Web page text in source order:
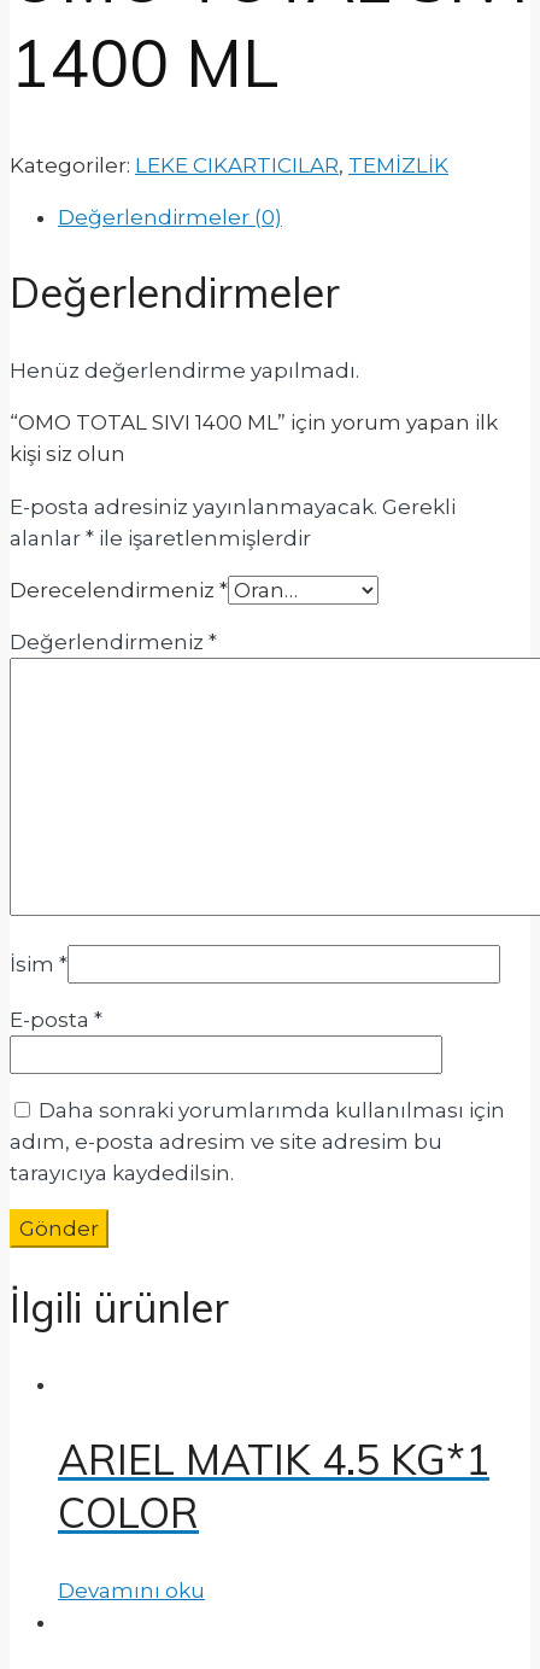
1400 ML
Kategoriler: LEKE CIKARTICILAR, TEMİZLİK
Değerlendirmeler (0)
Değerlendirmeler
Henüz değerlendirme yapılmadı.
“OMO TOTAL SIVI 1400 ML” için yorum yapan ilk
kişi siz olun
E-posta adresiniz yayınlanmayacak. Gerekli
alanlar * ile işaretlenmişlerdir
Derecelendirmeniz *
Değerlendirmeniz *
İsim *
E-posta *
Daha sonraki yorumlarımda kullanılması için
adım, e-posta adresim ve site adresim bu
tarayıcıya kaydedilsin.
İlgili ürünler
ARIEL MATIK 4.5 KG*1
COLOR
Devamını oku